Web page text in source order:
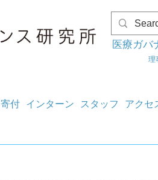
医療ガバ
理
寄付 インターン スタッフ アクセ